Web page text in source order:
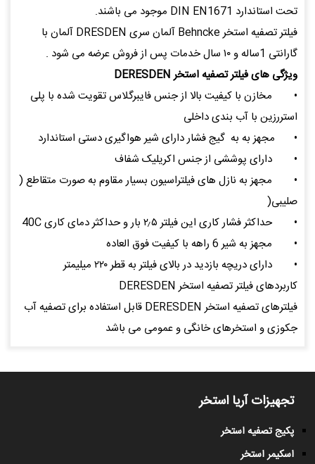
تحت استاندارد DIN EN1671 موجود می باشند.
فیلتر تصفیه استخر Behncke آلمان سری DRESDEN آلمان با
گارانتی 1ساله و ۱۰ سال خدمات پس از فروش عرضه می شود .
ویژگی های فیلتر تصفیه استخر DERESDEN
•
مخازن با کیفیت بالا از جنس فایبرگلاس تقویت شده با پلی
استررزین با آب بندی داخلی
•
مجهز به به گیج فشار دارای شیر هواگیری دستی استاندارد
•
دارای پوششی از جنس اکریلیک شفاف
•
مجهز به نازل های فیلتراسیون بسیار مقاوم به صورت متقاطع (
صلیبی(
•
حداکثر فشار کاری این فیلتر ۲٫۵ بار و حداکثر دمای کاری 40C
•
مجهز به شیر 6 راهه با کیفیت فوق العاده
•
دارای دریچه بازدید در بالای فیلتر به قطر ۲۲۰ میلیمتر
کاربردهای فیلتر تصفیه استخر DERESDEN
فیلترهای تصفیه استخر DERESDEN قابل استفاده برای تصفیه آب
جکوزی و استخرهای خانگی و عمومی می باشد
تجهیزات آریا استخر
پکیج تصفیه استخر
اسکیمر استخر